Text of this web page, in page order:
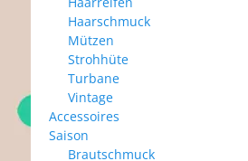
Haarschmuck
Mützen
Strohhüte
Turbane
Vintage
Accessoires
Saison
Brautschmuck